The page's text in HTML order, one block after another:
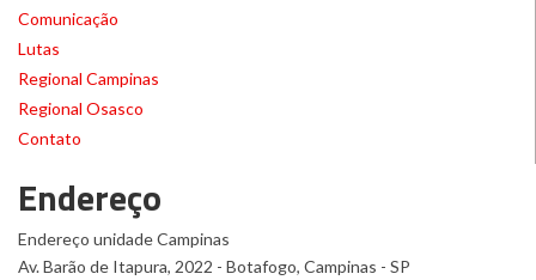
Comunicação
Lutas
Regional Campinas
Regional Osasco
Contato
Endereço
Endereço unidade Campinas
Av. Barão de Itapura, 2022 - Botafogo, Campinas - SP